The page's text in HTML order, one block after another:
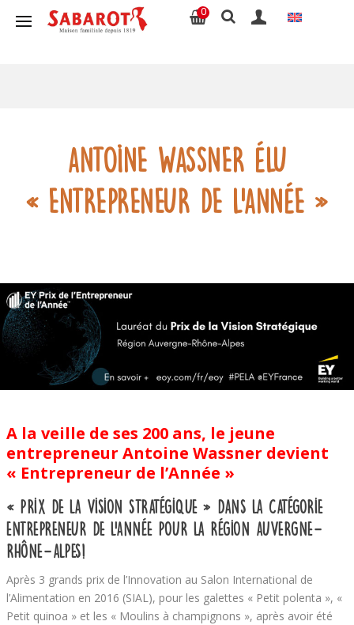
0
Antoine Wassner élu
« Entrepreneur de l’Année »
A la veille de ses 200 ans, le jeune
entrepreneur Antoine Wassner devient
« Entrepreneur de l’Année »
« Prix de la Vision Stratégique » dans la catégorie
Entrepreneur de l’Année pour la Région Auvergne-
Rhône-Alpes!
Après 3 grands prix de l’Innovation au Salon International de
l’Alimentation en 2016 (SIAL), pour les galettes « Petit polenta », «
Petit quinoa » et les « Moulins à champignons », après avoir été